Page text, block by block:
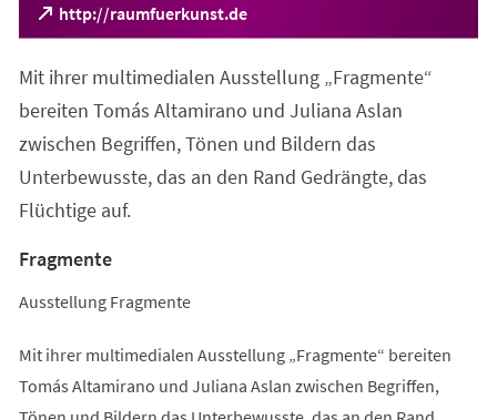
http://raumfuerkunst.de
(Öffnet
in
neuen
Tab)
Mit ihrer multimedialen Ausstellung „Fragmente“
bereiten Tomás Altamirano und Juliana Aslan
zwischen Begriffen, Tönen und Bildern das
Unterbewusste, das an den Rand Gedrängte, das
Flüchtige auf.
Fragmente
Ausstellung Fragmente
Mit ihrer multimedialen Ausstellung „Fragmente“ bereiten
Tomás Altamirano und Juliana Aslan zwischen Begriffen,